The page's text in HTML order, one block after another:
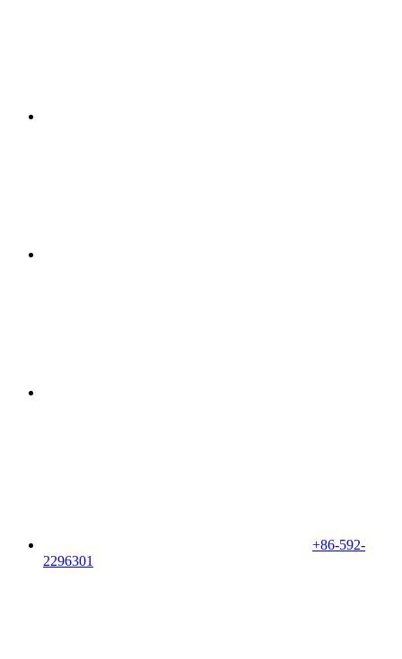
+86-592-
2296301